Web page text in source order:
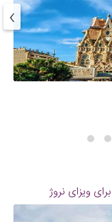
›
ویزای نروژ